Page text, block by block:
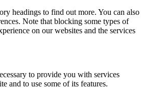
headings to find out more. You can also
Note that blocking some types of
on our websites and the services
to provide you with services
and to use some of its features.